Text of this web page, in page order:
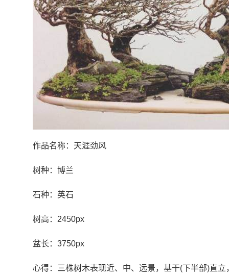
作品名称：天涯劲风
树种：博兰
石种：英石
树高：2450px
盆长：3750px
心得：三株树木表现近、中、远景，基干(下半部)直